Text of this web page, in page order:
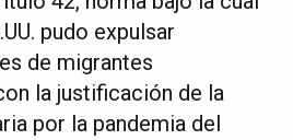
pudo expulsar
de migrantes
la justificación de la
por la pandemia del